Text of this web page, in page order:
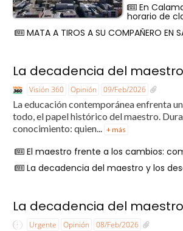
En
horario de
MATA A TIROS A SU COMPAÑERO
La decadencia del
Visión 360 Opinión 09/Feb/2026
La educación contemporánea enfrenta
todo, el papel histórico del maestro.
conocimiento: quien... + más
El maestro frente a los cambios:
La decadencia del maestro y los
La decadencia del
Urgente Opinión 08/Feb/2026